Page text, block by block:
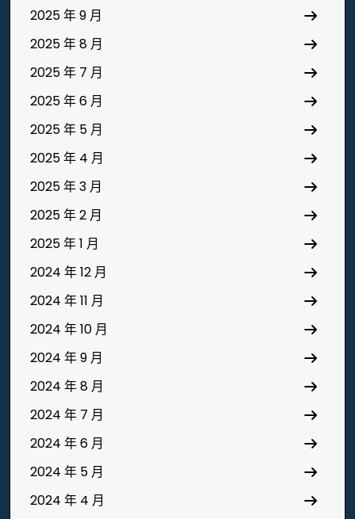
2025 年 9 月
2025 年 8 月
2025 年 7 月
2025 年 6 月
2025 年 5 月
2025 年 4 月
2025 年 3 月
2025 年 2 月
2025 年 1 月
2024 年 12 月
2024 年 11 月
2024 年 10 月
2024 年 9 月
2024 年 8 月
2024 年 7 月
2024 年 6 月
2024 年 5 月
2024 年 4 月